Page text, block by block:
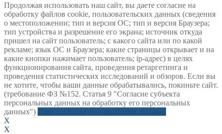
Продолжая использовать наш сайт, вы даете согласие на
обработку файлов cookie, пользовательских данных (сведения
о местоположении; тип и версия ОС; тип и версия Браузера;
тип устройства и разрешение его экрана; источник откуда
пришел на сайт пользователь; с какого сайта или по какой
рекламе; язык ОС и Браузера; какие страницы открывает и на
какие кнопки нажимает пользователь; ip-адрес) в целях
функционирования сайта, проведения ретаргетинга и
проведения статистических исследований и обзоров. Если вы
не хотите, чтобы ваши данные обрабатывались, покиньте сайт.
(требование ФЗ №152. Статья 9 "Согласие субъекта
персональных данных на обработку его персональных
данных")
X
X